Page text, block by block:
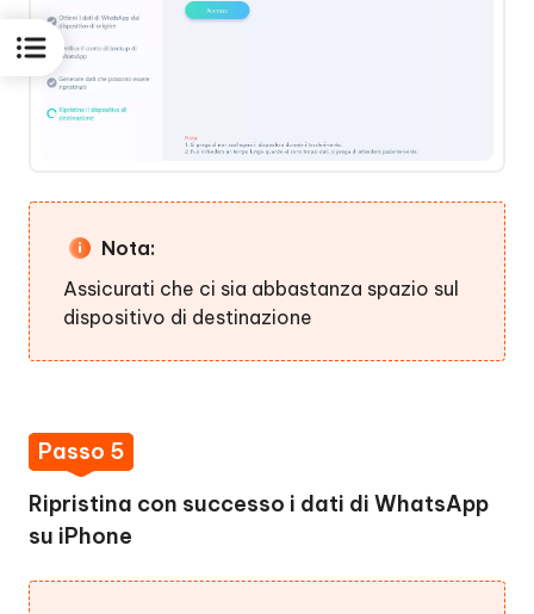
Nota:
Assicurati che ci sia abbastanza spazio sul
dispositivo di destinazione
Passo 5
Ripristina con successo i dati di WhatsApp
su iPhone